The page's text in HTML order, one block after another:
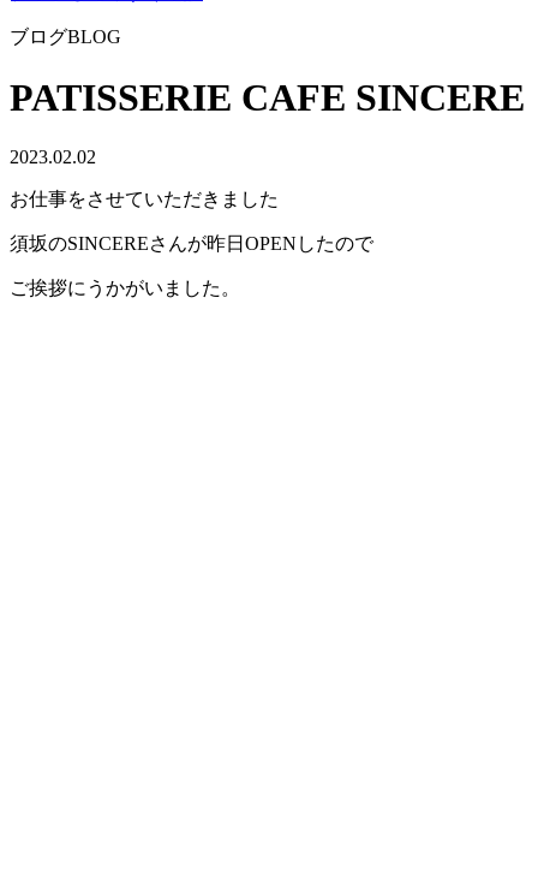
ブログBLOG
PATISSERIE CAFE SINCERE
2023.02.02
お仕事をさせていただきました
須坂のSINCEREさんが昨日OPENしたので
ご挨拶にうかがいました。